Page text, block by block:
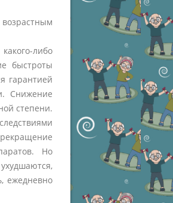
либо
быстроты
гарантией
Снижение
степени.
Но
ежедневно